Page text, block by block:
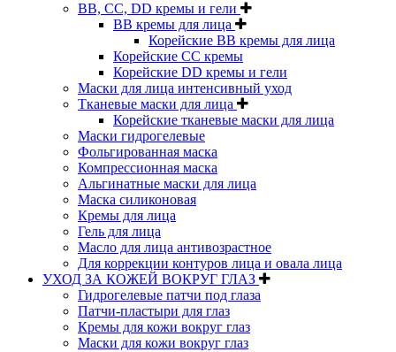
BB, CC, DD кремы и гели
BB кремы для лица
Корейские BB кремы для лица
Корейские CC кремы
Корейские DD кремы и гели
Маски для лица интенсивный уход
Тканевые маски для лица
Корейские тканевые маски для лица
Маски гидрогелевые
Фольгированная маска
Компрессионная маска
Альгинатные маски для лица
Маска силиконовая
Кремы для лица
Гель для лица
Масло для лица антивозрастное
Для коррекции контуров лица и овала лица
УХОД ЗА КОЖЕЙ ВОКРУГ ГЛАЗ
Гидрогелевые патчи под глаза
Патчи-пластыри для глаз
Кремы для кожи вокруг глаз
Маски для кожи вокруг глаз